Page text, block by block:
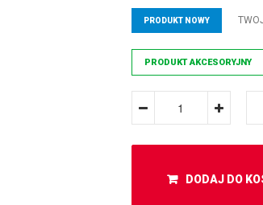
PRODUKT NOWY
PRODUKT AKCESORYJNY
DODAJ DO